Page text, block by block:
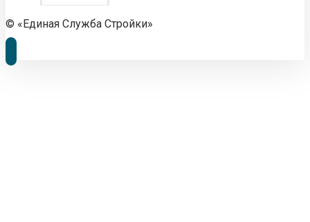
© «Единая Служба Стройки»